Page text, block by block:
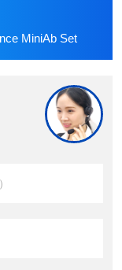
MiniAb Set